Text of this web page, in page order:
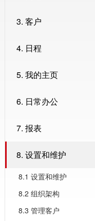
3. 客户
4. 日程
5. 我的主页
6. 日常办公
7. 报表
8. 设置和维护
8.1 设置和维护
8.2 组织架构
8.3 管理客户